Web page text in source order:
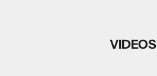
VIDEOS